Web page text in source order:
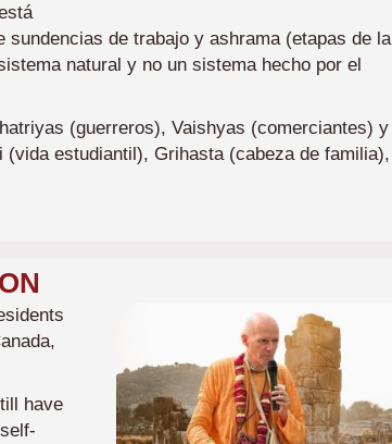
de trabajo y ashrama (etapas de la
natural y no un sistema hecho por el
(guerreros), Vaishyas (comerciantes) y
estudiantil), Grihasta (cabeza de familia),
have